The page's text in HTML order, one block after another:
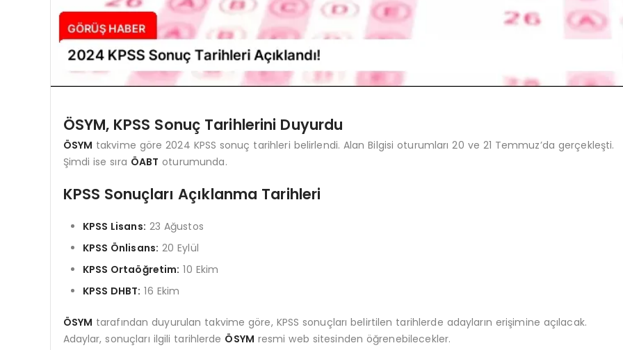
ÖSYM, KPSS Sonuç Tarihlerini Duyurdu
ÖSYM takvime göre 2024 KPSS sonuç tarihleri belirlendi. Alan Bilgisi oturumları 20 ve 21 Temmuz’da gerçekleşti.
Şimdi ise sıra ÖABT oturumunda.
KPSS Sonuçları Açıklanma Tarihleri
KPSS Lisans: 23 Ağustos
KPSS Önlisans: 20 Eylül
KPSS Ortaöğretim: 10 Ekim
KPSS DHBT: 16 Ekim
ÖSYM tarafından duyurulan takvime göre, KPSS sonuçları belirtilen tarihlerde adayların erişimine açılacak.
Adaylar, sonuçları ilgili tarihlerde ÖSYM resmi web sitesinden öğrenebilecekler.